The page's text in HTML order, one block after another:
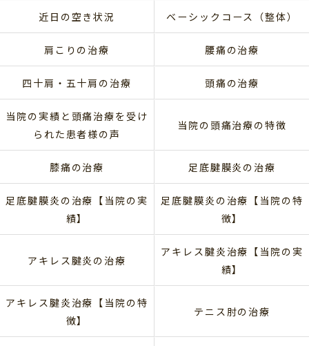
近日の空き状況 ベーシックコース（整体）
肩こりの治療 腰痛の治療
四十肩・五十肩の治療 頭痛の治療
当院の実績と頭痛治療を受け
られた患者様の声
当院の頭痛治療の特徴
膝痛の治療 足底腱膜炎の治療
足底腱膜炎の治療【当院の実
績】
足底腱膜炎の治療【当院の特
徴】
アキレス腱炎の治療
アキレス腱炎治療【当院の実
績】
アキレス腱炎治療【当院の特
徴】
テニス肘の治療